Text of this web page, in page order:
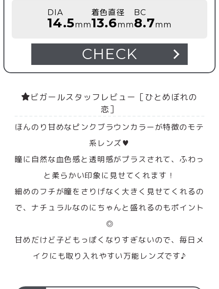
DIA
14.5mm
着色直径
13.6mm
BC
8.7mm
CHECK
ビガールスタッフレビュー［ひとめぼれの
恋］
ほんのり甘めなピンクブラウンカラーが特徴のモテ
系レンズ♥
瞳に自然な血色感と透明感がプラスされて、ふわっ
と柔らかい印象に見せてくれます！
細めのフチが瞳をさりげなく大きく見せてくれるの
で、ナチュラルなのにちゃんと盛れるのもポイント
◎
甘めだけど子どもっぽくなりすぎないので、毎日メ
イクにも取り入れやすい万能レンズです♪